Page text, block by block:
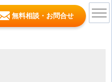
無料相談・お問合せ